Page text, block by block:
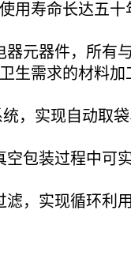
用寿命长达五十
元器件，所有
生需求的材料
，实现自动取袋
包装过程中可
，实现循环利